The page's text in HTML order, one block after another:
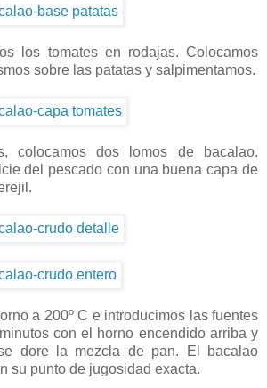
los tomates en rodajas. Colocamos
sobre las patatas y salpimentamos.
colocamos dos lomos de bacalao.
del pescado con una buena capa de
a 200º C e introducimos las fuentes
con el horno encendido arriba y
dore la mezcla de pan. El bacalao
su punto de jugosidad exacta.